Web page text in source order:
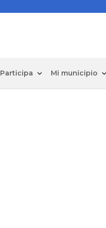
Participa Mi municipio